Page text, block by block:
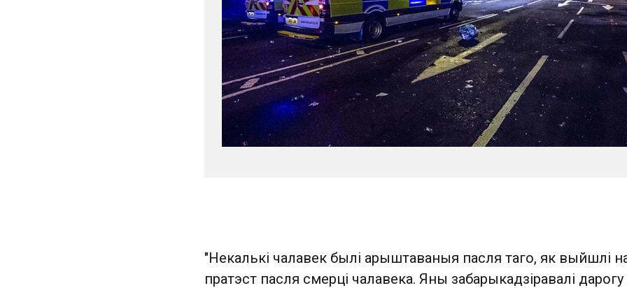
"Некалькі чалавек былі арыштаваныя пасля таго, як выйшлі
пратэст пасля смерці чалавека. Яны забарыкадзіравалі дарогу